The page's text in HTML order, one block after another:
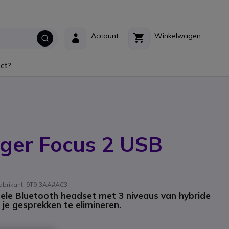
Winkelwagen
Account
Focus 2 USB
9T9J3AA#AC3
Bluetooth headset met 3 niveaus van hybride
gesprekken te elimineren.